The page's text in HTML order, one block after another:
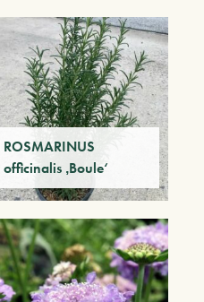
ROSMARINUS
officinalis ‚Boule‘